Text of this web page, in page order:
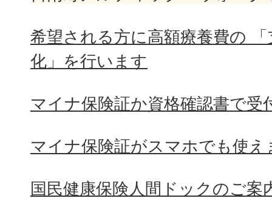
希望される方に高額療養費の
化」を行います
マイナ保険証か資格確認書で受
マイナ保険証がスマホでも使え
国民健康保険人間ドックのご案